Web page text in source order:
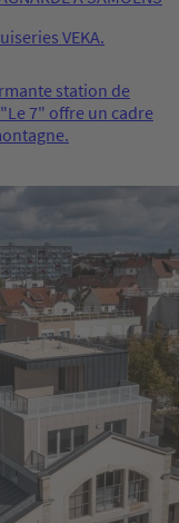
VEKA.
station de
7" offre un cadre